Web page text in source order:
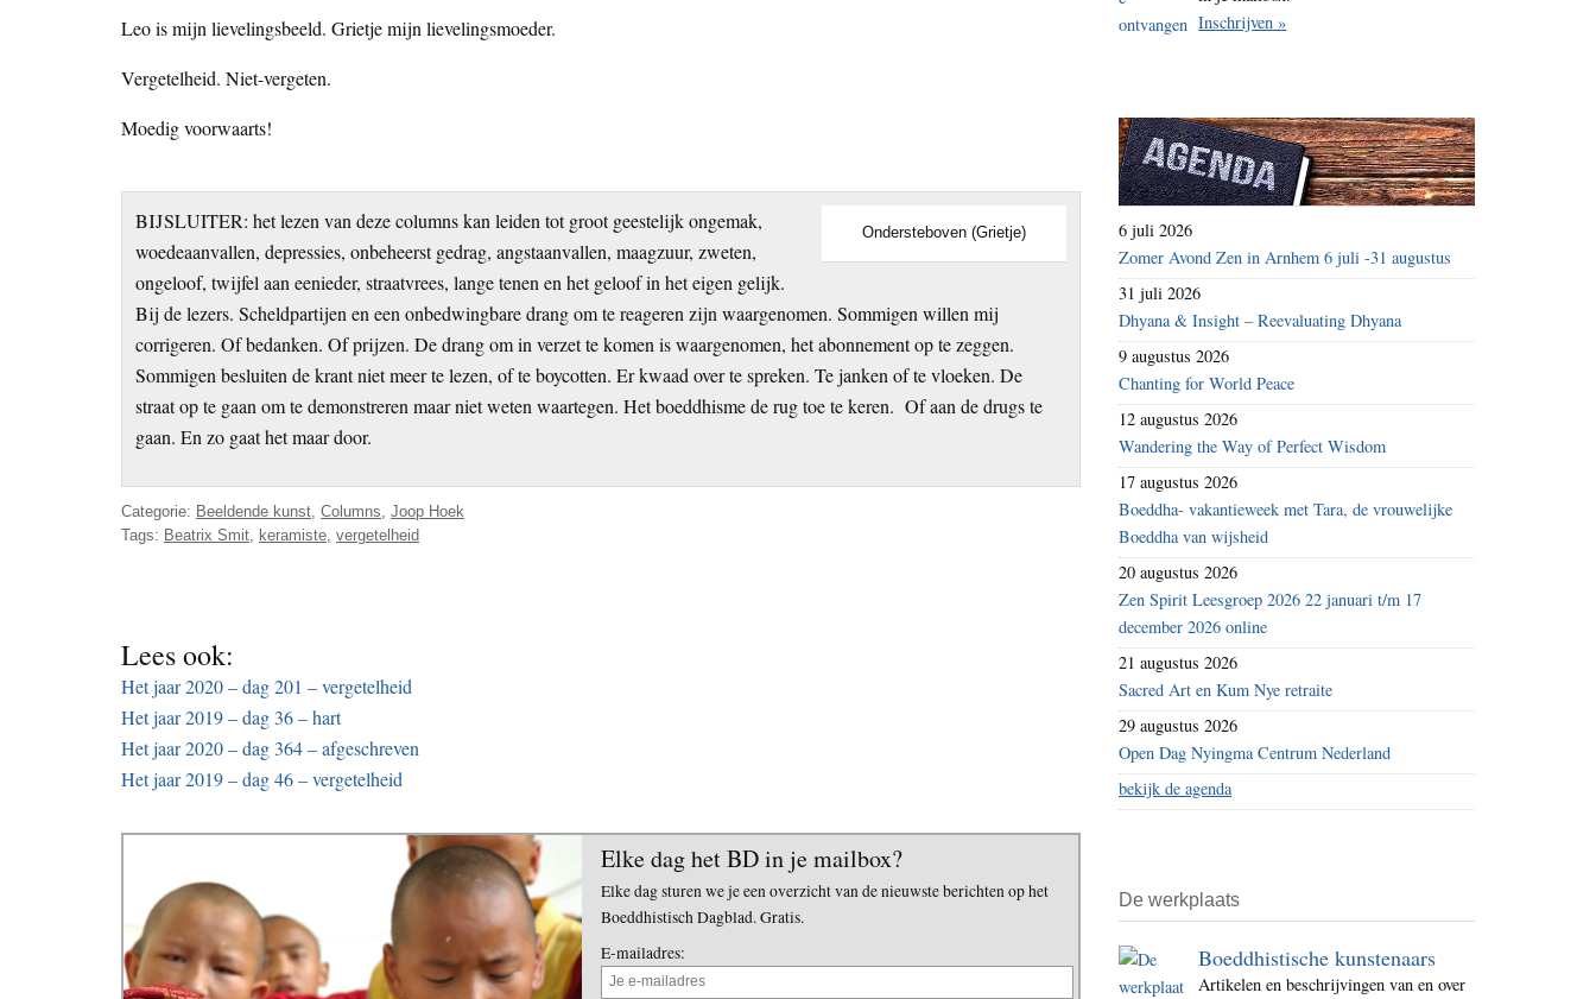
Leo is mijn lievelingsbeeld. Grietje mijn lievelingsmoeder.
Vergetelheid. Niet-vergeten.
Moedig voorwaarts!
Ondersteboven (Grietje)
BIJSLUITER: het lezen van deze columns kan leiden tot groot geestelijk ongemak,
woedeaanvallen, depressies, onbeheerst gedrag, angstaanvallen, maagzuur, zweten,
ongeloof, twijfel aan eenieder, straatvrees, lange tenen en het geloof in het eigen gelijk.
Bij de lezers. Scheldpartijen en een onbedwingbare drang om te reageren zijn waargenomen. Sommigen willen mij
corrigeren. Of bedanken. Of prijzen. De drang om in verzet te komen is waargenomen, het abonnement op te zeggen.
Sommigen besluiten de krant niet meer te lezen, of te boycotten. Er kwaad over te spreken. Te janken of te vloeken. De
straat op te gaan om te demonstreren maar niet weten waartegen. Het boeddhisme de rug toe te keren. Of aan de drugs te
gaan. En zo gaat het maar door.
Categorie: Beeldende kunst Columns Joop Hoek
Tags: Beatrix Smit keramiste vergetelheid
Lees ook:
Het jaar 2020 – dag 201 – vergetelheid
Het jaar 2019 – dag 36 – hart
Het jaar 2020 – dag 364 – afgeschreven
Het jaar 2019 – dag 46 – vergetelheid
Elke dag het BD in je mailbox?
Elke dag sturen we je een overzicht van de nieuwste berichten op het
Boeddhistisch Dagblad. Gratis.
E-mailadres:
Inschrijven »
6 juli 2026
Zomer Avond Zen in Arnhem 6 juli -31 augustus
31 juli 2026
Dhyana & Insight – Reevaluating Dhyana
9 augustus 2026
Chanting for World Peace
12 augustus 2026
Wandering the Way of Perfect Wisdom
17 augustus 2026
Boeddha- vakantieweek met Tara, de vrouwelijke
Boeddha van wijsheid
20 augustus 2026
Zen Spirit Leesgroep 2026 22 januari t/m 17
december 2026 online
21 augustus 2026
Sacred Art en Kum Nye retraite
29 augustus 2026
Open Dag Nyingma Centrum Nederland
bekijk de agenda
De werkplaats
Boeddhistische kunstenaars
Artikelen en beschrijvingen van en over